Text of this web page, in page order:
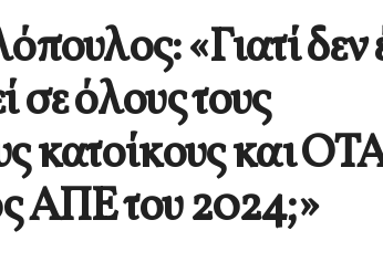
«Γιατί δεν
σε όλους τους
κατοίκους και
ΑΠΕ του 2024;»